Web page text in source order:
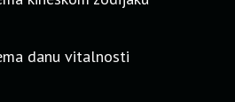
danu vitalnosti